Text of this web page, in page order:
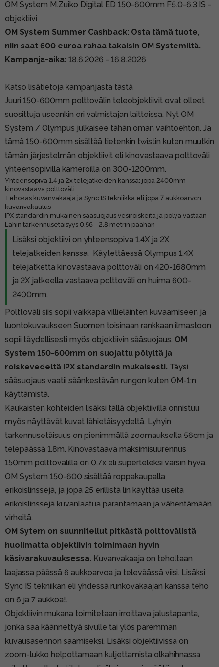
OM System M.Zuiko Digital ED 150-600mm F5.0-6.3 IS -
objektiivi
OM System Summer Cashback: Osta tämä tuote,
niin saat 600 euroa rahaa takaisin OM Systemiltä.
Kampanja-aika: 18.6.2026 - 16.8.2026
Katso lisätietoja kampanjasta tästä
Juuri 150-600mm polttovälin teleobjektiivit ovat olleet
suosittuja useankin eri valmistajan laitteissa. Nyt OM
System / Olympus julkaisee tähän oman vaihtoehton. Ja
tämä 150-600mm sisältää tietenkin twistin kuten muutkin
tämän järjestelmän objektiivit eli kinovastaava polttoväli
yhteensopivilla kameroilla on 300-1200mm.
Yhteensopiva 1.4 ja 2x telejatkeiden kanssa: jopa 2400mm
kinovastaava polttoväli
Tehokas kuvanvakaaja ja Sync IS tekniikka eli jopa 7 aukkoarvon
kuvanvakautus
IPX standardin mukainen sääsuojaus vesiroiskeita ja pölyä vastaan
Lähin tarkennusetäisyys 0,56 - 2.8 metrin päähän
Lisäksi objektiivi on yhteensopiva 1.4X ja 2X
telejatkeiden kanssa. Käytettäessä Olympus 1.4X
telejatketta kinovastaava polttoväli on 420-1680mm
ja 2X jatkeella vastaava polttoväli on huima 600-
2400mm.
Polttoväli siis sopii vaikkapa villieläinten kuvaamiseen ja
luontokuvaukseen Suomen toisinaan rankkaan ilmastoon
sopii täydellisesti myös objektiivin sääsuojaus. OM
System 150-600mm on suojattu pölyltä ja
roiskevedeltä IPX standardin mukaisesti. Täysi
sääsuojaus vaatii säänkestävän rungon kuten OM-1:n
käyttämistä.
Kaukaisten kohteiden lisäksi tällä objektiivilla onnistuu
myös näyttävät kuvat lähietäisyydeltä. Lyhyin
tarkennusetäisuus on pienimmällä zoomauksella 56cm ja
telepäässä 1.8m. Kinovastaava maksimisuurennus
150mm polttovälillä on 0,7x eli superteleksi varsin hyvä.
OM System 150-600 sisältää roppakaupalla
erikoislinssejä, ja jopa 25 erillistä lin käyttää useita
erikoislinssejä kuvanlaatua parantamaan ja vähentämään
virheitä.
OM Sytem on suunnitellut pitkästä polttovälistä
huolimatta objektiivin toimimaan hyvin
käsivarakuvauksessa. Kuvanvakaaja on teholtaan
laajassa päässä 6 aukkoarvoa ja televäässä viisi. Lisäksi
Sync IS tekniikan eli yhdessä runkovakaajan kanssa teho
on 6 ja 7 aukkoa!.
Objektiivin mukana toimitetaan irroittava jalustapanta,
jonka saa käännettyä sivulle tai ylös paremman
kuvausasennon saamiseksi. Lisäksi objektiivissa on
zoom-lukko helpottamaan kuljettamista olkahihnassa